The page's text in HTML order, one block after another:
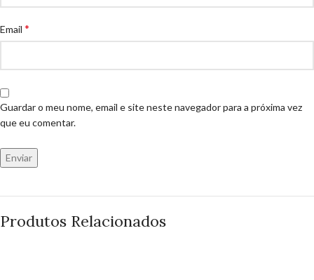
Email *
Guardar o meu nome, email e site neste navegador para a próxima vez
que eu comentar.
Produtos Relacionados